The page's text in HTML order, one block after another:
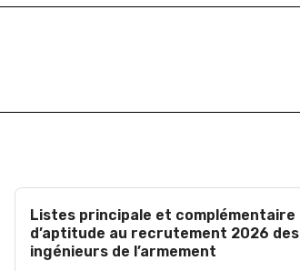
Listes principale et complémentaire
d’aptitude au recrutement 2026 des
ingénieurs de l’armement